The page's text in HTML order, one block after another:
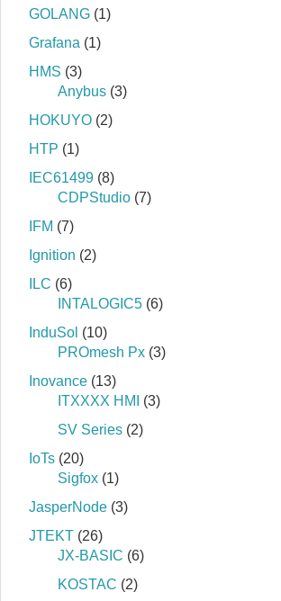
GOLANG (1)
Grafana (1)
HMS (3)
Anybus (3)
HOKUYO (2)
HTP (1)
IEC61499 (8)
CDPStudio (7)
IFM (7)
Ignition (2)
ILC (6)
INTALOGIC5 (6)
InduSol (10)
PROmesh Px (3)
Inovance (13)
ITXXXX HMI
(3)
SV Series (2)
IoTs (20)
Sigfox (1)
JasperNode (3)
JTEKT (26)
JX-BASIC (6)
KOSTAC (2)